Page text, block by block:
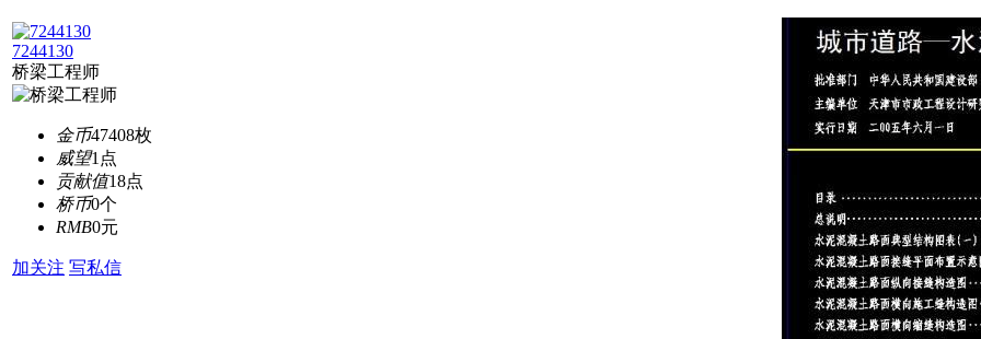
7244130
桥梁工程师
金币47408枚
威望1点
贡献值18点
桥币0个
RMB0元
加关注 写私信